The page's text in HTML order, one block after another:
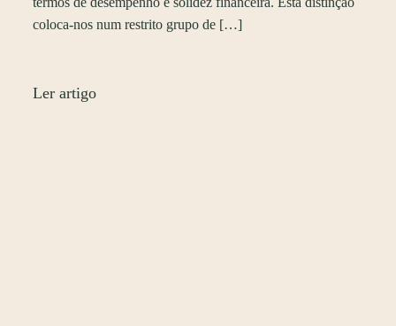
coloca-nos num restrito grupo de […]
Ler artigo